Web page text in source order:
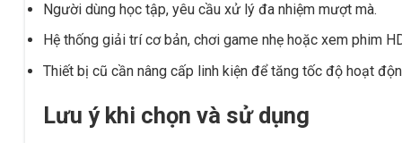
Người dùng học tập, yêu cầu xử lý đa nhiệm mượt mà.
Hệ thống giải trí cơ bản, chơi game nhẹ hoặc xem phim
Thiết bị cũ cần nâng cấp linh kiện để tăng tốc độ hoạt
Lưu ý khi chọn và sử dụng